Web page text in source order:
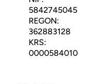
5842745045
REGON:
362883128
KRS:
0000584010